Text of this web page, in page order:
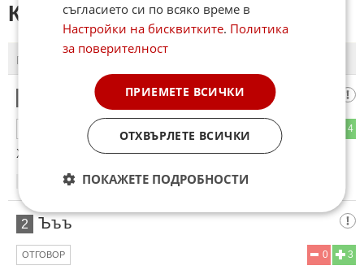
КОМЕНТАРИ КЪМ СТАТИЯТА
Маруля
4
Хигиената на този пианист е съмнителна обаче.
02.06.2026
2 Ъъъ
3
0
ОТГОВОР
съгласието си по всяко време в
Настройки на бисквитките. Политика
за поверителност
ПРИЕМЕТЕ ВСИЧКИ
ОТХВЪРЛЕТЕ ВСИЧКИ
ПОКАЖЕТЕ ПОДРОБНОСТИ